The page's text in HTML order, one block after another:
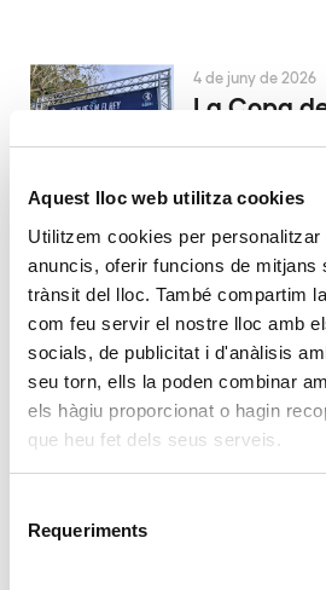
Aquest lloc web utilitza cookies
Utilitzem cookies per personalitzar
anuncis, oferir funcions de mitjans
trànsit del lloc. També compartim
com feu servir el nostre lloc amb
socials, de publicitat i d'anàlisis
seu torn, ells la poden combinar
els hàgiu proporcionat o hagin
que heu fet dels seus serveis.
Requeriments
La Copa
4 de juny de 2026
El València
ascendix
catogoría
29 de maig de
El València
a brindar
28 de maig de